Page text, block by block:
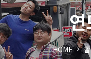
연
HOME